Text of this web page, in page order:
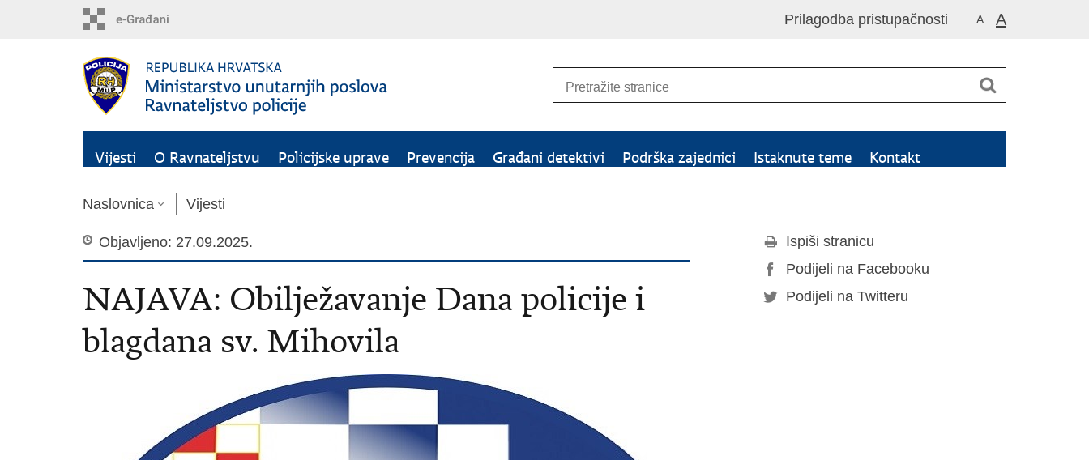
A A
Prilagodba pristupačnosti
Vijesti O Ravnateljstvu Policijske uprave Prevencija Građani detektivi Podrška zajednici Istaknute teme Kontakt
Naslovnica Vijesti
Objavljeno: 27.09.2025.
NAJAVA: Obilježavanje Dana policije i
blagdana sv. Mihovila
Ispiši stranicu
Podijeli na Facebooku
Podijeli na Twitteru